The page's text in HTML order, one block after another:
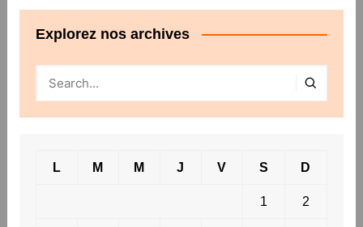
Explorez nos archives
L M M J V S D
1 2